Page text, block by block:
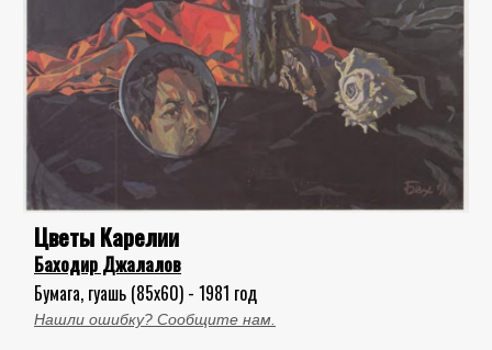
Цветы Карелии
Баходир Джалалов
Бумага, гуашь (85x60) - 1981 год
Нашли ошибку? Сообщите нам.